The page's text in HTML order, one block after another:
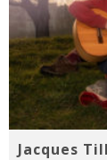
Jacques